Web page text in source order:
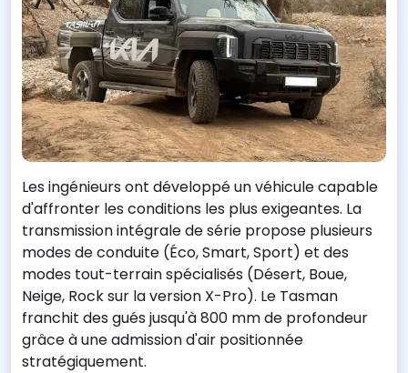
Les ingénieurs ont développé un véhicule capable
d'affronter les conditions les plus exigeantes. La
transmission intégrale de série propose plusieurs
modes de conduite (Éco, Smart, Sport) et des
modes tout-terrain spécialisés (Désert, Boue,
Neige, Rock sur la version X-Pro). Le Tasman
franchit des gués jusqu'à 800 mm de profondeur
grâce à une admission d'air positionnée
stratégiquement.